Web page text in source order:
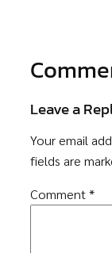
Leave a
Your email
fields are
Comment*